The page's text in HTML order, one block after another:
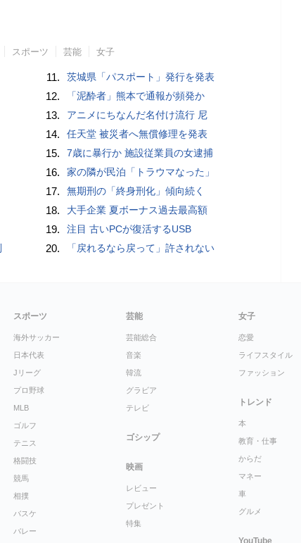
スポーツ 芸能 女子
11. 茨城県「パスポート」発行を発表
12. 「泥酔者」熊本で通報が頻発か
13. アニメにちなんだ名付け流行 尼
14. 任天堂 被災者へ無償修理を発表
15. 7歳に暴行か 施設従業員の女逮捕
16. 家の隣が民泊「トラウマなった」
17. 無期刑の「終身刑化」傾向続く
18. 大手企業 夏ボーナス過去最高額
19. 注目 古いPCが復活するUSB
20. 「戻れるなら戻って」許されない
スポーツ
海外サッカー
日本代表
Jリーグ
プロ野球
MLB
ゴルフ
テニス
格闘技
競馬
相撲
バスケ
バレー
芸能
芸能総合
音楽
韓流
グラビア
テレビ
ゴシップ
映画
レビュー
プレゼント
特集
女子
恋愛
ライフスタイル
ファッション
トレンド
本
教育・仕事
からだ
マネー
車
グルメ
YouTube